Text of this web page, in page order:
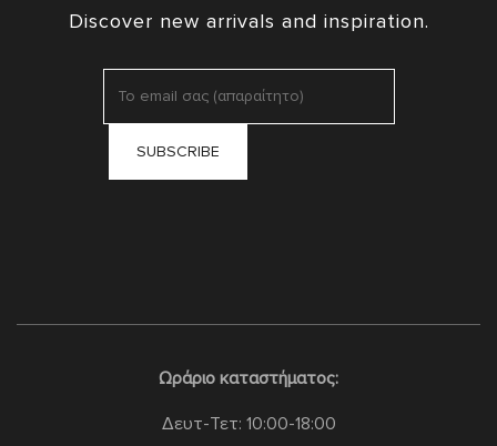
Discover new arrivals and inspiration.
Ωράριο καταστήματος:
Δευτ-Τετ: 10:00-18:00